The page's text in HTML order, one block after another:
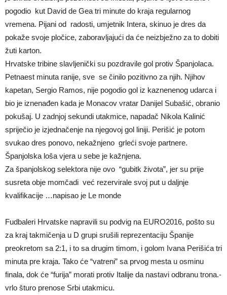
pogodio kut David de Gea tri minute do kraja regularnog
vremena. Pijani od radosti, umjetnik Intera, skinuo je dres da
pokaže svoje pločice, zaboravljajući da će neizbježno za to dobiti
žuti karton.
Hrvatske tribine slavljenički su pozdravile gol protiv Španjolaca.
Petnaest minuta ranije, sve se činilo pozitivno za njih. Njihov
kapetan, Sergio Ramos, nije pogodio gol iz kaznenenog udarca i
bio je iznenađen kada je Monacov vratar Danijel Subašić, obranio
pokušaj. U zadnjoj sekundi utakmice, napadač Nikola Kalinić
spriječio je izjednačenje na njegovoj gol liniji. Perišić je potom
svukao dres ponovo, nekažnjeno grleći svoje partnere.
Španjolska loša vjera u sebe je kažnjena.
Za španjolskog selektora nije ovo “gubitk života”, jer su prije
susreta obje momčadi već rezervirale svoj put u daljnje
kvalifikacije …napisao je Le monde
Fudbaleri Hrvatske napravili su podvig na EURO2016, pošto su
za kraj takmičenja u D grupi srušili reprezentaciju Španije
preokretom sa 2:1, i to sa drugim timom, i golom Ivana Perišića tri
minuta pre kraja. Tako će “vatreni” sa prvog mesta u osminu
finala, dok će “furija” morati protiv Italije da nastavi odbranu trona.-
vrlo šturo prenose Srbi utakmicu.